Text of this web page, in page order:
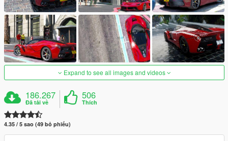
Expand to see all images and videos
186.267
Đã tải về
506
Thích
4.35 / 5 sao (49 bỏ phiếu)